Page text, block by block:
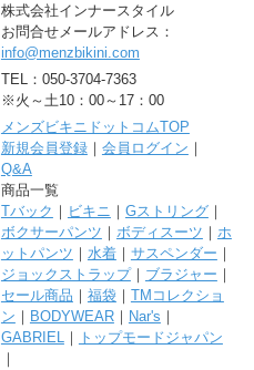
株式会社インナースタイル
お問合せメールアドレス：
info@menzbikini.com
TEL：050-3704-7363
※火～土10：00～17：00
メンズビキニドットコムTOP
新規会員登録｜ 会員ログイン ｜
Q&A
商品一覧
Tバック ｜ ビキニ ｜ Gストリング｜
ボクサーパンツ ｜ ボディスーツ ｜ ホ
ットパンツ ｜ 水着｜ サスペンダー ｜
ジョックストラップ｜ ブラジャー ｜
セール商品 ｜ 福袋｜ TMコレクショ
ン ｜ BODYWEAR｜ Nar's ｜
GABRIEL｜
トップモードジャパン
｜